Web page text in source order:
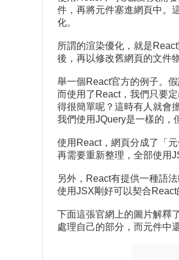
件，再將元件塞進網頁中。
化。
所謂的渲染優化，就是
後，再以修改舊網頁的文件
舉一個React官方的例子。
而使用了React，我們只要
得很簡單呢？這時有人就會
我們使用JQuery是一樣的，
使用React，網頁分成了「
再需要重新整理，全部使用
另外，React有提供一種語
使用JSX剛好可以契合
下面這張官網上的圖片解釋
處理自己的部分，而元件中